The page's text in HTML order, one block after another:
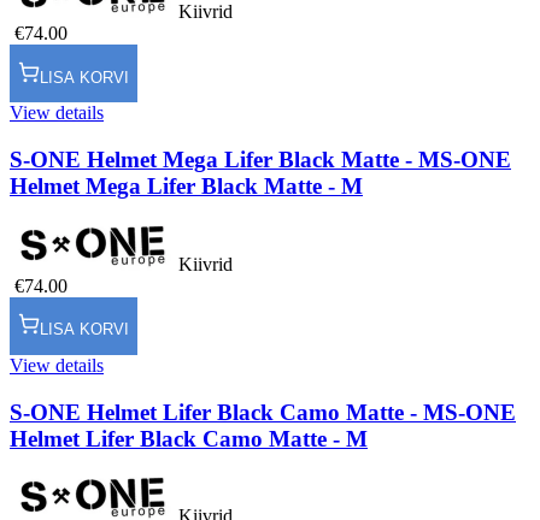
Kiivrid
€74.00
LISA KORVI
View details
S-ONE Helmet Mega Lifer Black Matte - MS-ONE
Helmet Mega Lifer Black Matte - M
Kiivrid
€74.00
LISA KORVI
View details
S-ONE Helmet Lifer Black Camo Matte - MS-ONE
Helmet Lifer Black Camo Matte - M